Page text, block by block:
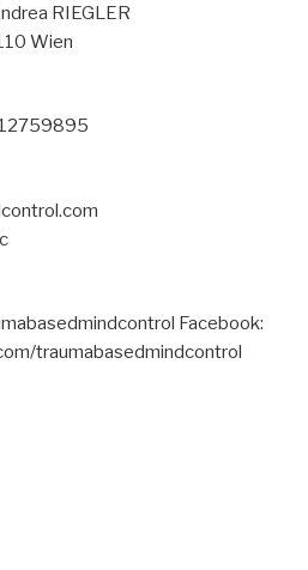
RIEGLER
Wien
Facebook:
traumabasedmindcontrol